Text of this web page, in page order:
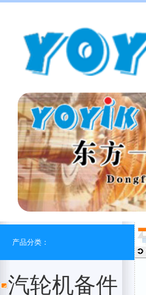
产品分类：
汽轮机备件